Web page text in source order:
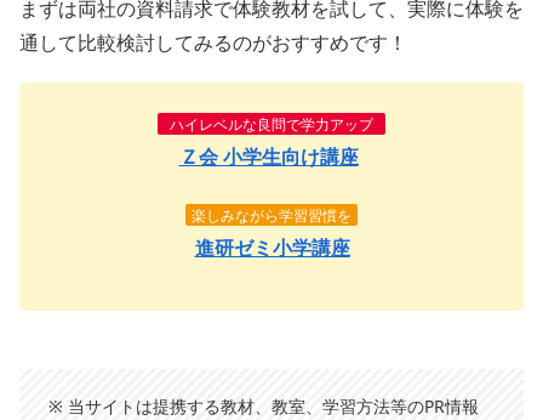
まずは両社の資料請求で体験教材を試して、実際に体験を
通して比較検討してみるのがおすすめです！
ハイレベルな良問で学力アップ
Ｚ会 小学生向け講座
楽しみながら学習習慣を
進研ゼミ小学講座
※ 当サイトは提携する教材、教室、学習方法等のPR情報